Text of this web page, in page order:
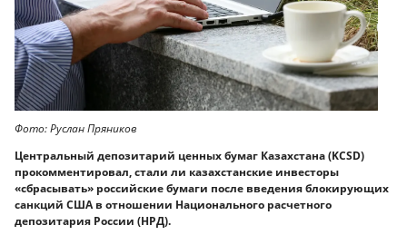
Фото: Руслан Пряников
Центральный депозитарий ценных бумаг Казахстана (KCSD)
прокомментировал, стали ли казахстанские инвесторы
«сбрасывать» российские бумаги после введения блокирующих
санкций США в отношении Национального расчетного
депозитария России (НРД).